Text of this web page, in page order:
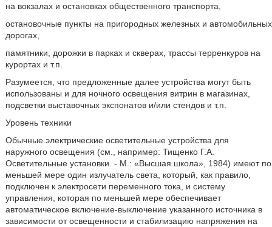
на вокзалах и остановках общественного транспорта,
остановочные пункты на пригородных железных и автомобильных
дорогах,
памятники, дорожки в парках и скверах, трассы терренкуров на
курортах и т.п.
Разумеется, что предложенные далее устройства могут быть
использованы и для ночного освещения витрин в магазинах,
подсветки выставочных экспонатов и/или стендов и т.п.
Уровень техники
Обычные электрические осветительные устройства для
наружного освещения (см., например: Тищенко Г.А.
Осветительные установки. - М.: «Высшая школа», 1984) имеют по
меньшей мере один излучатель света, который, как правило,
подключен к электросети переменного тока, и систему
управления, которая по меньшей мере обеспечивает
автоматическое включение-выключение указанного источника в
зависимости от освещенности и стабилизацию напряжения на